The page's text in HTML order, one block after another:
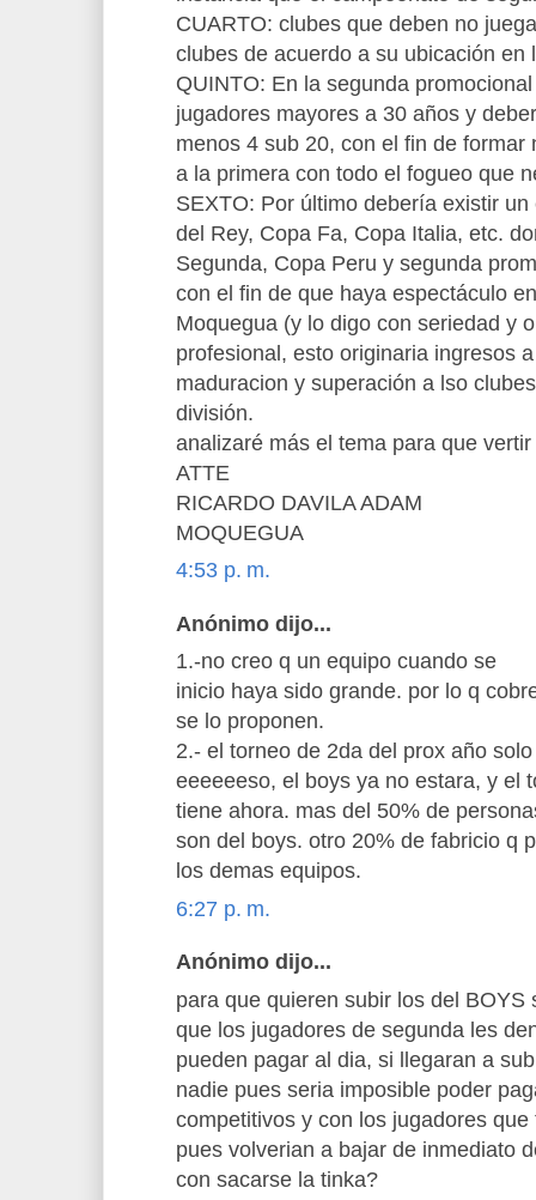
CUARTO: clubes que deben no
clubes de acuerdo a su ubicación en
QUINTO: En la segunda
jugadores mayores a 30 años y
menos 4 sub 20, con el fin de
a la primera con todo el fogueo que
SEXTO: Por último debería existir
del Rey, Copa Fa, Copa Italia, etc.
Segunda, Copa Peru y segunda
con el fin de que haya espectáculo
Moquegua (y lo digo con seriedad y
profesional, esto originaria ingresos
maduracion y superación a lso
división.
analizaré más el tema para que
ATTE
RICARDO DAVILA ADAM
MOQUEGUA
4:53 p. m.
Anónimo dijo...
1.-no creo q un equipo cuando se
inicio haya sido grande. por lo q
se lo proponen.
2.- el torneo de 2da del prox año
eeeeeeso, el boys ya no estara, y el
tiene ahora. mas del 50% de
son del boys. otro 20% de fabricio q
los demas equipos.
6:27 p. m.
Anónimo dijo...
para que quieren subir los del BOYS
que los jugadores de segunda les
pueden pagar al dia, si llegaran a
nadie pues seria imposible poder
competitivos y con los jugadores
pues volverian a bajar de inmediato
con sacarse la tinka?